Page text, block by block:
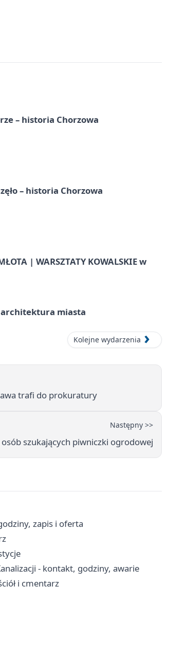
– historia Chorzowa
– historia Chorzowa
| WARSZTATY KOWALSKIE w
miasta
Kolejne wydarzenia
trafi do prokuratury
Następny >>
szukających piwniczki ogrodowej
zapis i oferta
- kontakt, godziny, awarie
i cmentarz